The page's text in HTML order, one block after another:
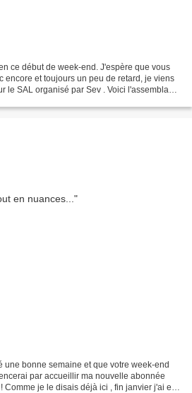
ce début de week-end. J'espère que vous
encore et toujours un peu de retard, je viens
le SAL organisé par Sev . Voici l'assemblage
une bonne semaine et que votre week-end
par accueillir ma nouvelle abonnée
je le disais déjà ici , fin janvier j'ai eu